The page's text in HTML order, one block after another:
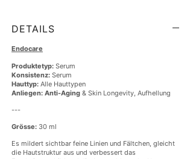
DETAILS
Endocare
Produktetyp: Serum
Konsistenz: Serum
Hauttyp: Alle Hauttypen
Anliegen: Anti-Aging & Skin Longevity, Aufhellung
---
Grösse: 30 ml
Es mildert sichtbar feine Linien und Fältchen, gleicht
die Hautstruktur aus und verbessert das